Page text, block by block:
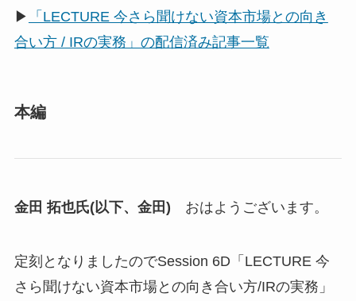
▶
「LECTURE 今さら聞けない資本市場との向き
合い方 / IRの実務」の配信済み記事一覧
本編
金田 拓也氏(以下、金田) おはようございます。
定刻となりましたのでSession 6D「LECTURE 今
さら聞けない資本市場との向き合い方/IRの実務」